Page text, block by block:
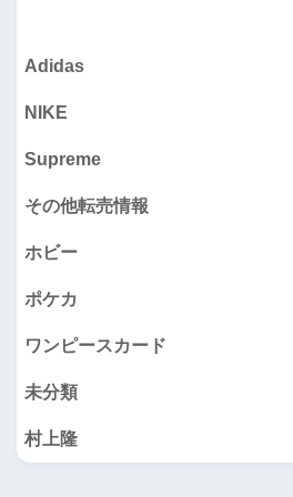
Adidas
NIKE
Supreme
その他転売情報
ホビー
ポケカ
ワンピースカード
未分類
村上隆